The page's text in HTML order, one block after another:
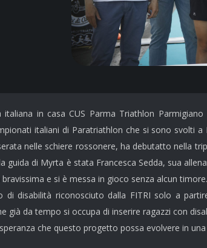
italiana in casa CUS Parma Triathlon
italiani di Paratriathlon che si sono svolti
nelle schiere rossonere, ha debutatto nella
guida di Myrta è stata Francesca Sedda, sua
e si è messa in gioco senza alcun
disabilità riconosciuto dalla FITRI solo a
già da tempo si occupa di inserire ragazzi con
che questo progetto possa evolvere in